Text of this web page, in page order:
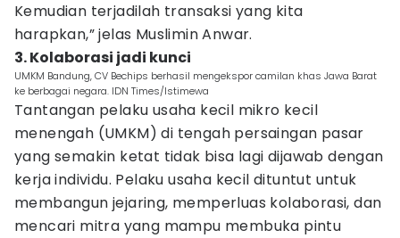
Kemudian terjadilah transaksi yang kita
harapkan,” jelas Muslimin Anwar.
3. Kolaborasi jadi kunci
UMKM Bandung, CV Bechips berhasil mengekspor camilan khas Jawa Barat
ke berbagai negara. IDN Times/Istimewa
Tantangan pelaku usaha kecil mikro kecil
menengah (UMKM) di tengah persaingan pasar
yang semakin ketat tidak bisa lagi dijawab dengan
kerja individu. Pelaku usaha kecil dituntut untuk
membangun jejaring, memperluas kolaborasi, dan
mencari mitra yang mampu membuka pintu